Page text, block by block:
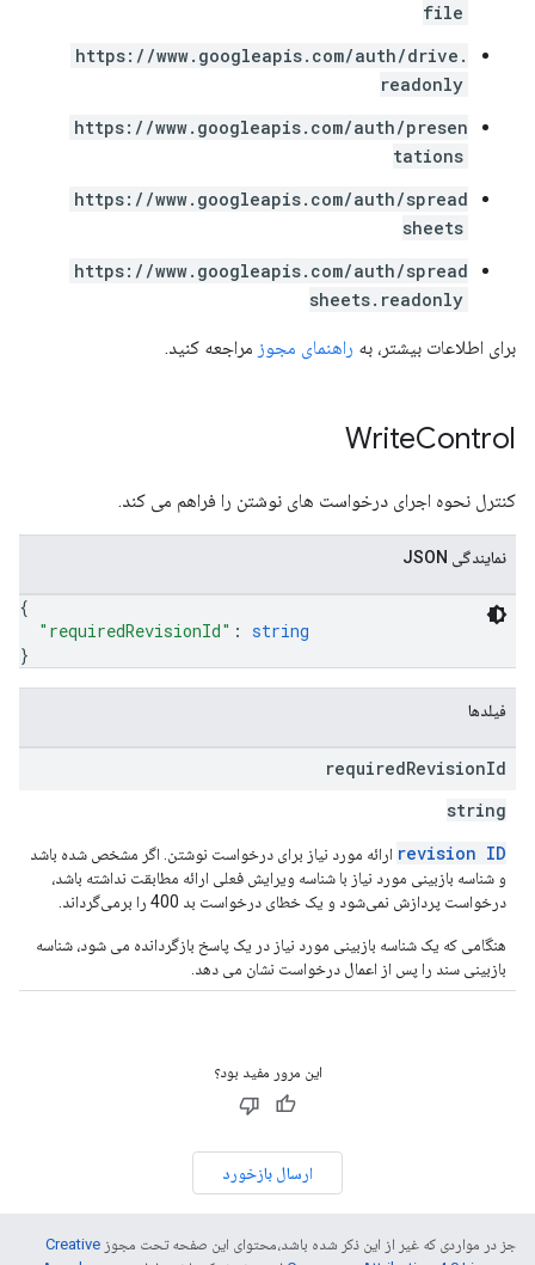
file
https://www.googleapis.com/auth/drive.
readonly
https://www.googleapis.com/auth/presen
tations
https://www.googleapis.com/auth/spread
sheets
https://www.googleapis.com/auth/spread
sheets.readonly
برای اطلاعات بیشتر، به راهنمای مجوز مراجعه کنید.
WriteControl
کنترل نحوه اجرای درخواست های نوشتن را فراهم می کند.
نمایندگی JSON
{
"requiredRevisionId" : string
}
فیلدها
requiredRevisionId
string
revision ID ارائه مورد نیاز برای درخواست نوشتن. اگر مشخص شده باشد
و شناسه بازبینی مورد نیاز با شناسه ویرایش فعلی ارائه مطابقت نداشته باشد،
درخواست پردازش نمی‌شود و یک خطای درخواست بد 400 را برمی‌گرداند.
هنگامی که یک شناسه بازبینی مورد نیاز در یک پاسخ بازگردانده می شود، شناسه
بازبینی سند را پس از اعمال درخواست نشان می دهد.
این مرور مفید بود؟
ارسال بازخورد
جز در مواردی که غیر از این ذکر شده باشد،‌محتوای این صفحه تحت مجوز Creative